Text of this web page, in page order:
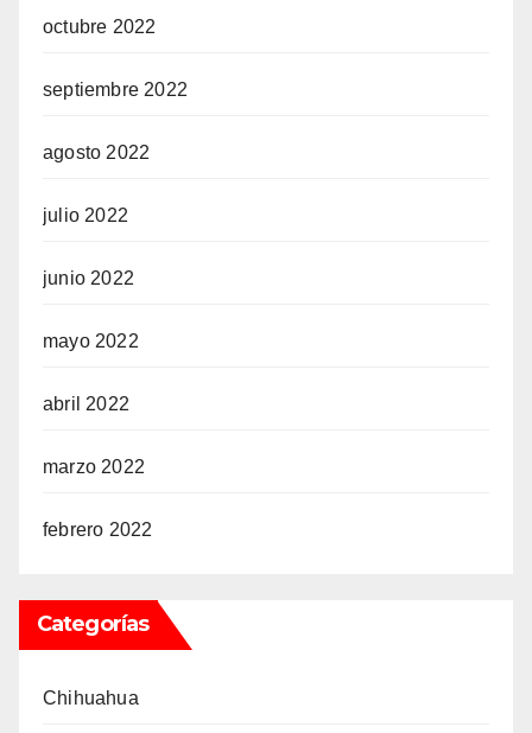
octubre 2022
septiembre 2022
agosto 2022
julio 2022
junio 2022
mayo 2022
abril 2022
marzo 2022
febrero 2022
Categorías
Chihuahua